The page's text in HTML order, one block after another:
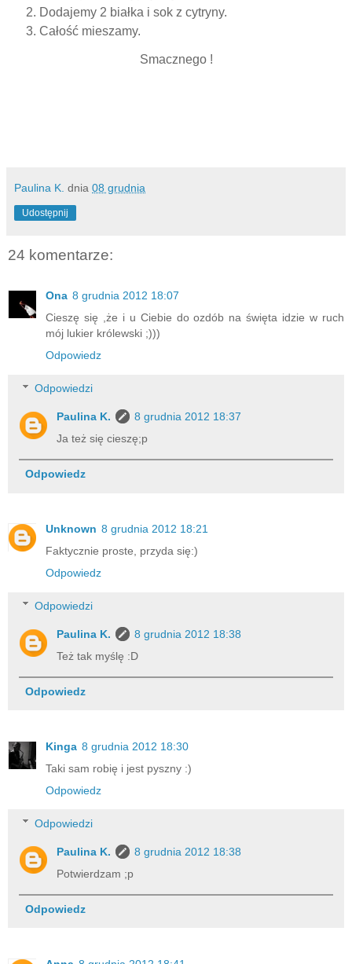
Dodajemy 2 białka i sok z cytryny.
Całość mieszamy.
Smacznego !
Paulina K. dnia 08 grudnia
Udostępnij
24 komentarze:
Ona 8 grudnia 2012 18:07
Cieszę się ,że i u Ciebie do ozdób na święta idzie w ruch
mój lukier królewski ;)))
Odpowiedz
Odpowiedzi
Paulina K.
8 grudnia 2012 18:37
Ja też się cieszę;p
Odpowiedz
Unknown 8 grudnia 2012 18:21
Faktycznie proste, przyda się:)
Odpowiedz
Odpowiedzi
Paulina K.
8 grudnia 2012 18:38
Też tak myślę :D
Odpowiedz
Kinga 8 grudnia 2012 18:30
Taki sam robię i jest pyszny :)
Odpowiedz
Odpowiedzi
Paulina K.
8 grudnia 2012 18:38
Potwierdzam ;p
Odpowiedz